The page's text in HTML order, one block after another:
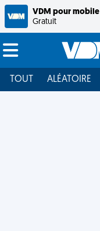
VDM pour mobile
Gratuit
TOUT ALÉATOIRE